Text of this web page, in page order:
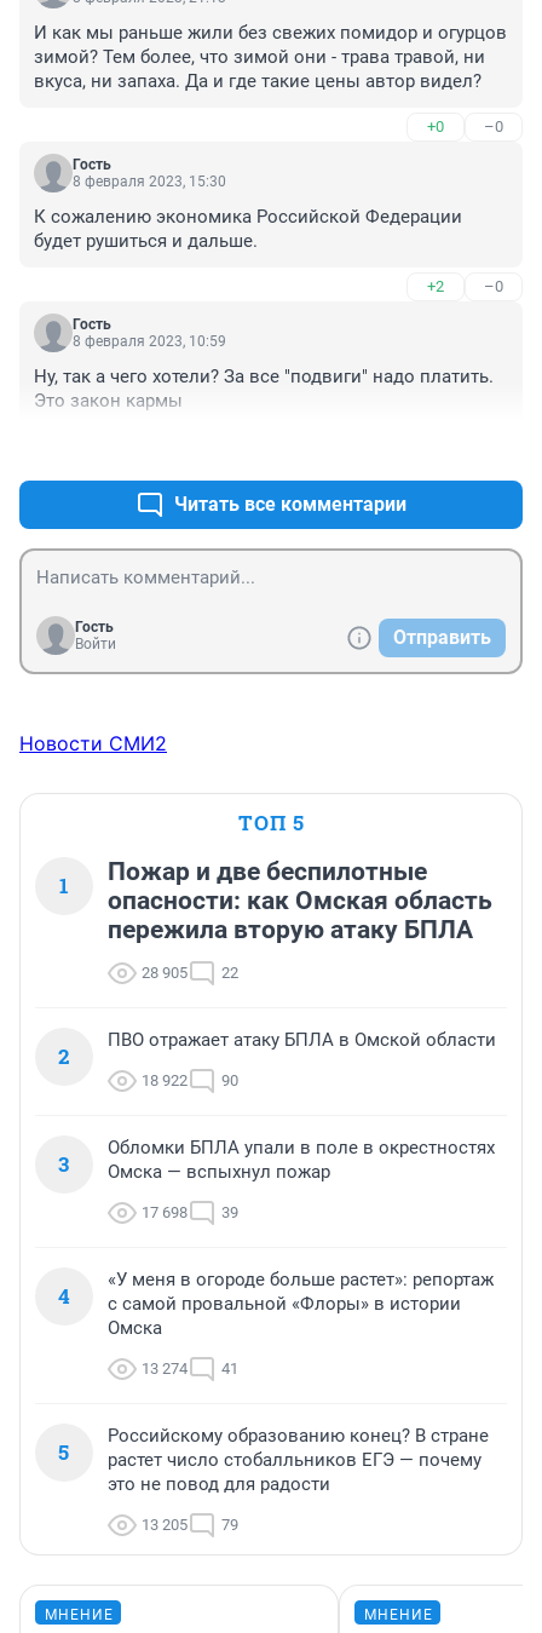
И как мы раньше жили без свежих помидор и огурцов
зимой? Тем более, что зимой они - трава травой, ни
вкуса, ни запаха. Да и где такие цены автор видел?
+0 –0
Гость
8 февраля 2023, 15:30
К сожалению экономика Российской Федерации
будет рушиться и дальше.
+2 –0
Гость
8 февраля 2023, 10:59
Ну, так а чего хотели? За все "подвиги" надо платить.
Это закон кармы
Читать все комментарии
Гость
Войти
Отправить
Новости СМИ2
ТОП 5
1
Пожар и две беспилотные
опасности: как Омская область
пережила вторую атаку БПЛА
28 905 22
2
ПВО отражает атаку БПЛА в Омской области
18 922 90
3
Обломки БПЛА упали в поле в окрестностях
Омска — вспыхнул пожар
17 698 39
4
«У меня в огороде больше растет»: репортаж
с самой провальной «Флоры» в истории
Омска
13 274 41
5
Российскому образованию конец? В стране
растет число стобалльников ЕГЭ — почему
это не повод для радости
13 205 79
МНЕНИЕ МНЕНИЕ